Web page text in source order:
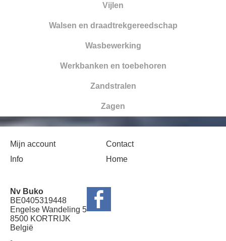
Vijlen
Walsen en draadtrekgereedschap
Wasbewerking
Werkbanken en toebehoren
Zandstralen
Zagen
Mijn account
Contact
Info
Home
Nv Buko
BE0405319448
Engelse Wandeling 5
8500 KORTRIJK
België